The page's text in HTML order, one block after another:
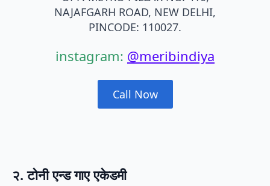
NAJAFGARH ROAD, NEW DELHI,
PINCODE: 110027.
instagram: @meribindiya
Call Now
२. टोनी एन्ड गाए एकेडमी